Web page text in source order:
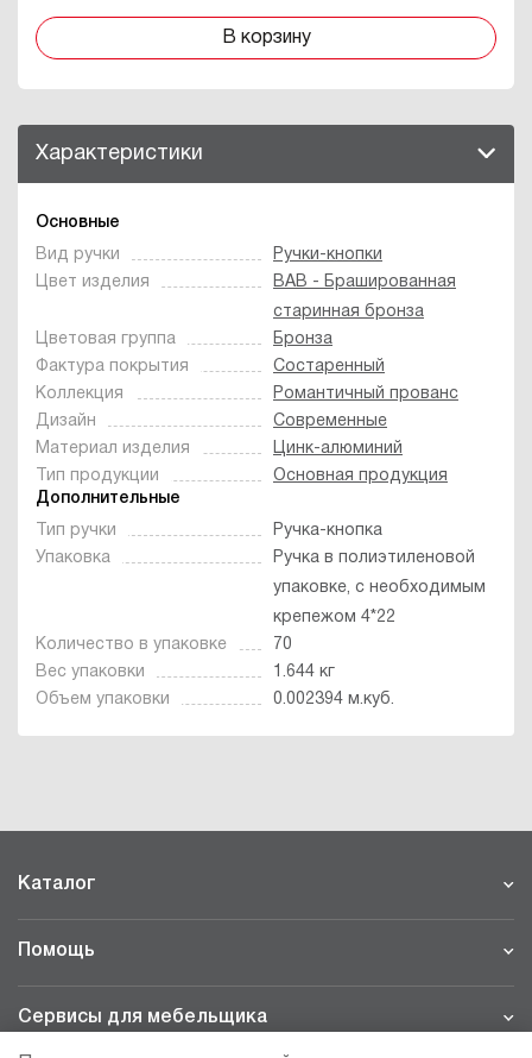
В корзину
Характеристики
Основные
Вид ручки
Ручки-кнопки
Цвет изделия
BAB - Брашированная
старинная бронза
Цветовая группа
Бронза
Фактура покрытия
Состаренный
Коллекция
Романтичный прованс
Дизайн
Современные
Материал изделия
Цинк-алюминий
Тип продукции
Основная продукция
Дополнительные
Тип ручки
Ручка-кнопка
Упаковка
Ручка в полиэтиленовой
упаковке, с необходимым
крепежом 4*22
Количество в упаковке
70
Вес упаковки
1.644 кг
Объем упаковки
0.002394 м.куб.
Каталог
Помощь
Сервисы для мебельщика